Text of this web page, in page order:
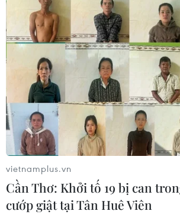
vietnamplus.vn
Cần Thơ: Khởi tố 19 bị can
cướp giật tại Tân Huê Viên